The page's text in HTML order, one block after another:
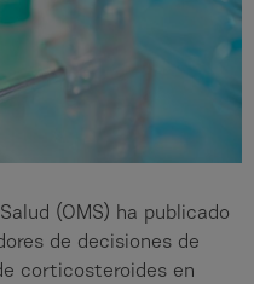
(OMS) ha publicado
de decisiones de
corticosteroides en